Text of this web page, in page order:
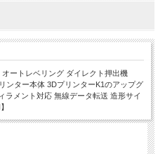
ートレベリング ダイレクト押出機
ンター本体 3DプリンターK1のアップグ
ラメント対応 無線データ転送 造形サイ